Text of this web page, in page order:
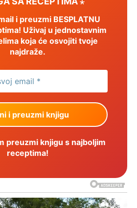
i preuzmi BESPLATNU
Uživaj u jednostavnim
koja će osvojiti tvoje
najdraže.
preuzmi knjigu s najboljim
receptima!